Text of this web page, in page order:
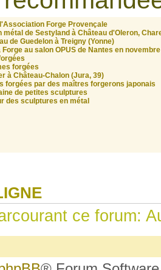
Forge Provençale
de Sestyland à Château d'Oleron,
de Guedelon à Treigny (Yonne)
au salon OPUS de Nantes en
forgées
à Château-Chalon (Jura, 39)
forgées par des maîtres forgerons japonais
de petites sculptures
des sculptures en métal
ce forum: